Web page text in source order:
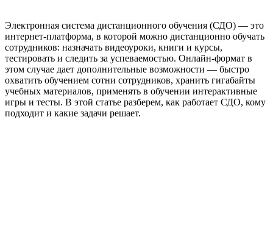
Электронная система дистанционного обучения (СДО) — это
интернет-платформа, в которой можно дистанционно обучать
сотрудников: назначать видеоуроки, книги и курсы,
тестировать и следить за успеваемостью. Онлайн-формат в
этом случае дает дополнительные возможности — быстро
охватить обучением сотни сотрудников, хранить гигабайты
учебных материалов, применять в обучении интерактивные
игры и тесты. В этой статье разберем, как работает СДО, кому
подходит и какие задачи решает.